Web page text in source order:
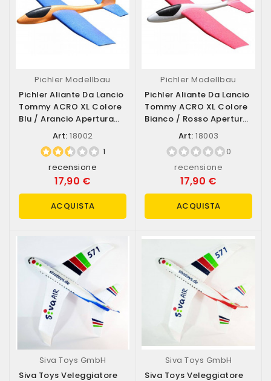
Pichler Modellbau
Pichler Aliante Da Lancio
Tommy ACRO XL Colore
Blu / Arancio Apertura
Art: 18002
1
recensione
17,90 €
ACQUISTA
Pichler Modellbau
Pichler Aliante Da Lancio
Tommy ACRO XL Colore
Bianco / Rosso Apertura
Art: 18003
0
recensione
17,90 €
ACQUISTA
Siva Toys GmbH
Siva Toys Veleggiatore
Siva Toys GmbH
Siva Toys Veleggiatore